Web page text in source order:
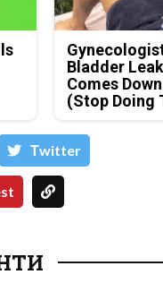
Bladder
Comes
(Stop Doing
Тwitter